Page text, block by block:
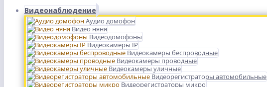
Видеонаблюдение
Аудио домофон
Видео няня
Видеодомофоны
Видеокамеры IP
Видеокамеры беспроводные
Видеокамеры проводные
Видеокамеры уличные
Видеорегистраторы автомобильные
Видеорегистраторы микро